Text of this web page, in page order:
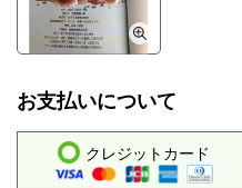
お支払いについて
クレジットカード